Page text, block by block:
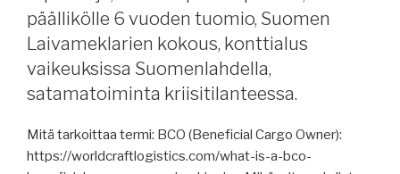
hiilestä,
merikuljetukset
2025,
Wärtsilä,
ranskalaisille,
Tallink
päällikölle 6 vuoden tuomio, Suomen
Laivameklarien kokous, konttialus
vaikeuksissa Suomenlahdella,
satamatoiminta kriisitilanteessa.
Mitä tarkoittaa termi: BCO (Beneficial Cargo Owner):
https://worldcraftlogistics.com/what-is-a-bco-